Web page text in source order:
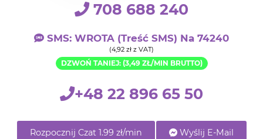
708 688 240
SMS: WROTA (treść SMS) Na 74240
(4,92 zł z VAT)
DZWOŃ TANIEJ: (3,49 ZŁ/MIN BRUTTO)
+48 22 896 65 50
Rozpocznij Czat 1.99 zł/min Wyślij E-Mail